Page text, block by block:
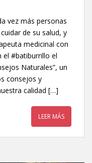
vez más personas
de su salud, y
medicinal con
el #batiburrillo el
Naturales”, un
consejos y
calidad […]
LEER MÁS